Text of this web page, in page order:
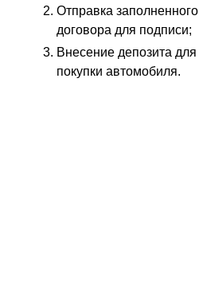
Отправка заполненного
договора для подписи;
Внесение депозита для
покупки автомобиля.